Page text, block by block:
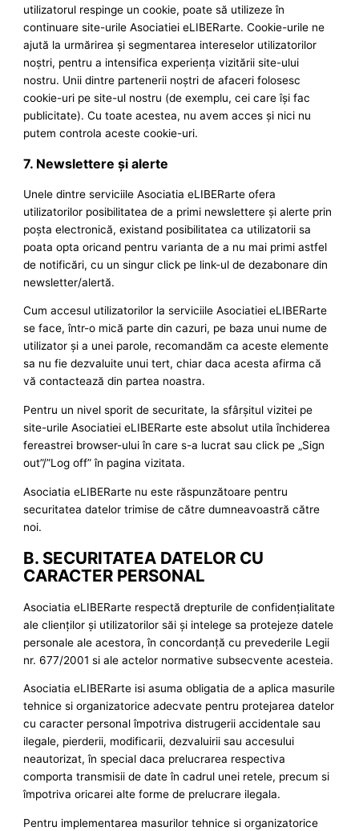
utilizatorul respinge un cookie, poate să utilizeze în
continuare site-urile Asociatiei eLIBERarte. Cookie-urile ne
ajută la urmărirea şi segmentarea intereselor utilizatorilor
noştri, pentru a intensifica experienţa vizitării site-ului
nostru. Unii dintre partenerii noştri de afaceri folosesc
cookie-uri pe site-ul nostru (de exemplu, cei care îşi fac
publicitate). Cu toate acestea, nu avem acces şi nici nu
putem controla aceste cookie-uri.
7. Newslettere şi alerte
Unele dintre serviciile Asociatia eLIBERarte ofera
utilizatorilor posibilitatea de a primi newslettere şi alerte prin
poşta electronică, existand posibilitatea ca utilizatorii sa
poata opta oricand pentru varianta de a nu mai primi astfel
de notificări, cu un singur click pe link-ul de dezabonare din
newsletter/alertă.
Cum accesul utilizatorilor la serviciile Asociatiei eLIBERarte
se face, într-o mică parte din cazuri, pe baza unui nume de
utilizator şi a unei parole, recomandăm ca aceste elemente
sa nu fie dezvaluite unui tert, chiar daca acesta afirma că
vă contactează din partea noastra.
Pentru un nivel sporit de securitate, la sfârşitul vizitei pe
site-urile Asociatiei eLIBERarte este absolut utila închiderea
fereastrei browser-ului în care s-a lucrat sau click pe „Sign
out”/”Log off” în pagina vizitata.
Asociatia eLIBERarte nu este răspunzătoare pentru
securitatea datelor trimise de către dumneavoastră către
noi.
B. SECURITATEA DATELOR CU
CARACTER PERSONAL
Asociatia eLIBERarte respectă drepturile de confidenţialitate
ale clienţilor şi utilizatorilor săi şi intelege sa protejeze datele
personale ale acestora, în concordanţă cu prevederile Legii
nr. 677/2001 si ale actelor normative subsecvente acesteia.
Asociatia eLIBERarte isi asuma obligatia de a aplica masurile
tehnice si organizatorice adecvate pentru protejarea datelor
cu caracter personal împotriva distrugerii accidentale sau
ilegale, pierderii, modificarii, dezvaluirii sau accesului
neautorizat, în special daca prelucrarea respectiva
comporta transmisii de date în cadrul unei retele, precum si
împotriva oricarei alte forme de prelucrare ilegala.
Pentru implementarea masurilor tehnice si organizatorice